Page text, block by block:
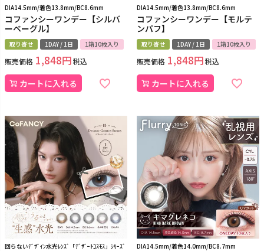
DIA14.5mm/着色13.8mm/BC8.6mm
コファンシーワンデー【シルバ
ーベーグル】
取り寄せ 1DAY / 1日 1箱10枚入り
販売価格 1,848 税込
カートに入れる
DIA14.5mm/着色13.8mm/BC8.6mm
コファンシーワンデー【モルテ
ンパフ】
取り寄せ 1DAY / 1日 1箱10枚入り
販売価格 1,848 税込
カートに入れる
回らないﾃﾞｻﾞｲﾝ水光ﾚﾝｽﾞ「ﾃﾞｻﾞｰﾄｺｽﾓｽ」ｼﾘｰｽﾞ DIA14.5mm/着色14.0mm/BC8.7mm